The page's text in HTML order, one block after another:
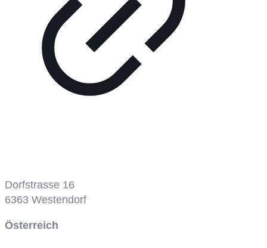
Dorfstrasse 16
6363 Westendorf
Österreich